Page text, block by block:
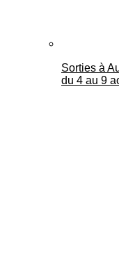
Sorties à
du 4 au 9